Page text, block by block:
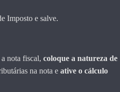
Imposto e salve.
a nota fiscal,coloque a natureza de
na nota eative o cálculo